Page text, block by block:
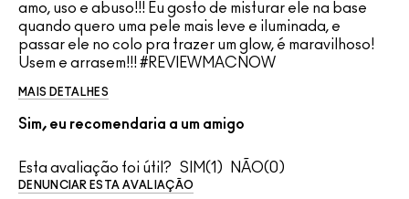
amo, uso e abuso!!! Eu gosto de misturar ele na base
quando quero uma pele mais leve e iluminada, e
passar ele no colo pra trazer um glow, é maravilhoso!
Usem e arrasem!!! #REVIEWMACNOW
MAIS DETALHES
Sim, eu recomendaria a um amigo
Esta avaliação foi útil? 1 0
DENUNCIAR ESTA AVALIAÇÃO